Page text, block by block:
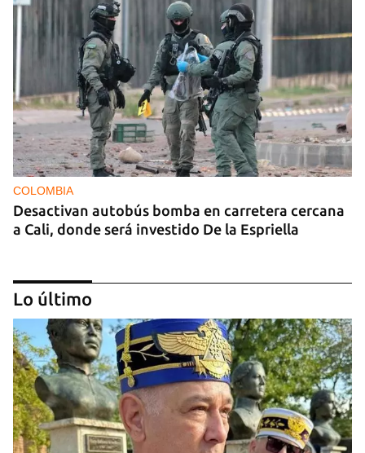
COLOMBIA
Desactivan autobús bomba en carretera cercana
a Cali, donde será investido De la Espriella
Lo último